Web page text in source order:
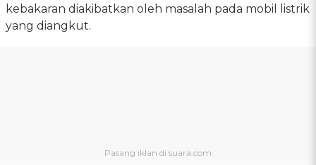
kebakaran diakibatkan oleh masalah pada mobil listrik
yang diangkut.